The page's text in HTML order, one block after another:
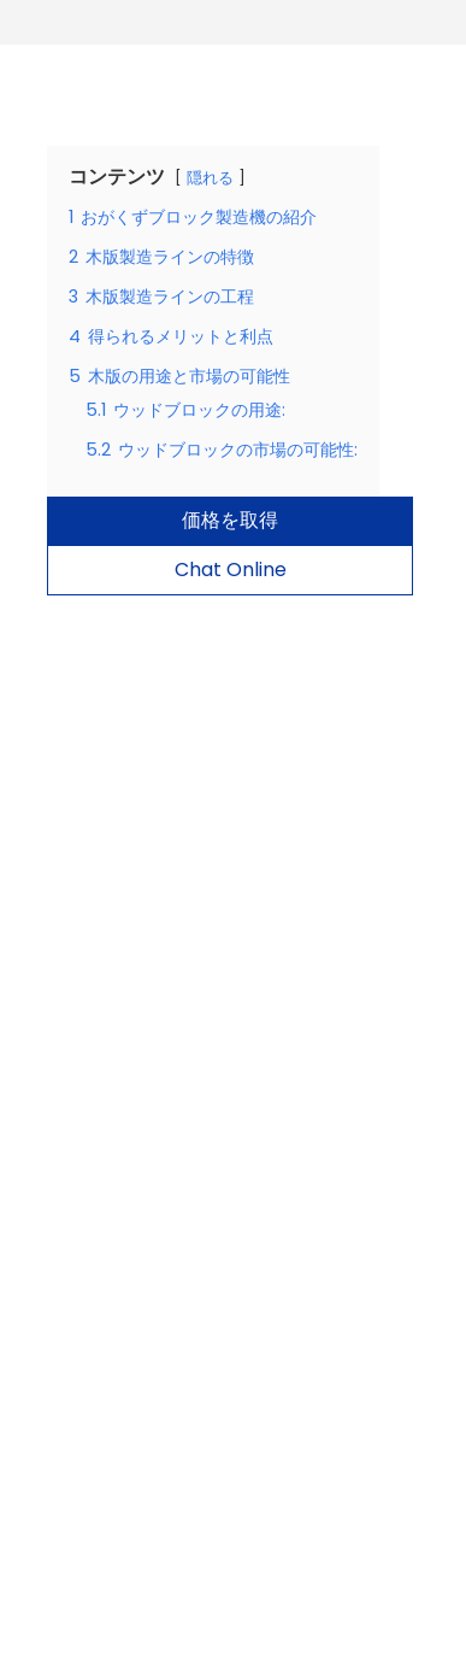
コンテンツ 隠れる
1 おがくずブロック製造機の紹介
2 木版製造ラインの特徴
3 木版製造ラインの工程
4 得られるメリットと利点
5 木版の用途と市場の可能性
5.1 ウッドブロックの用途:
5.2 ウッドブロックの市場の可能性:
価格を取得
Chat Online